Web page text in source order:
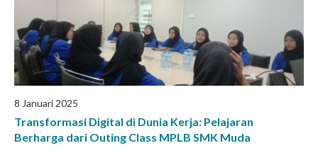
8 Januari 2025
Transformasi Digital di Dunia Kerja: Pelajaran
Berharga dari Outing Class MPLB SMK Muda